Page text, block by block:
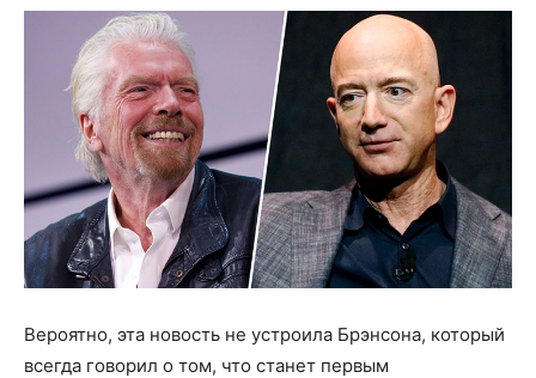
Вероятно, эта новость не устроила Брэнсона, который
всегда говорил о том, что станет первым